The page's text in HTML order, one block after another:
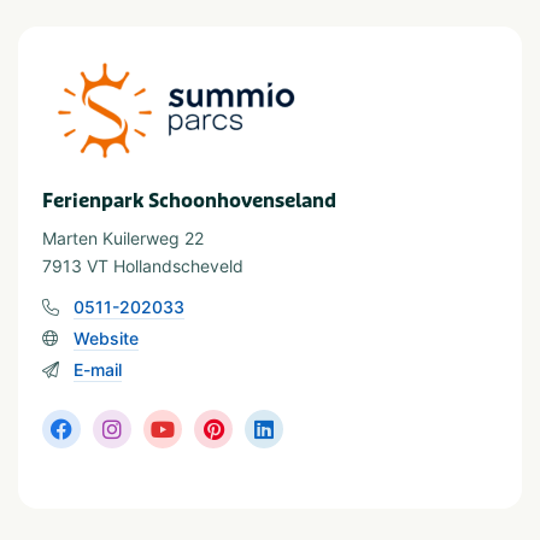
Drenthe
In der Nähe
Dierentuin
Fietsroutes
Golfbaan
Shoppen
Ferienpark Schoonhovenseland
Marten Kuilerweg 22
7913 VT Hollandscheveld
0511-202033
Website
E-mail